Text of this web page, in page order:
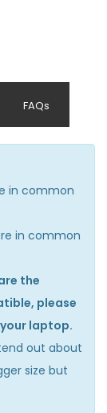
FAQs
in common
in common
the
please
laptop.
out about
size but